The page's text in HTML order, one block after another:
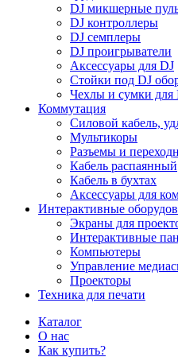
DJ микшерные
DJ контроллеры
DJ семплеры
DJ проигрыватели
Аксессуары для DJ
Стойки под DJ
Чехлы и сумки для
Коммутация
Силовой кабель,
Мультикоры
Разъемы и
Кабель распаянный
Кабель в бухтах
Аксессуары для
Интерактивные
Экраны для
Интерактивные
Компьютеры
Управление
Проекторы
Техника для печати
Каталог
О нас
Как купить?